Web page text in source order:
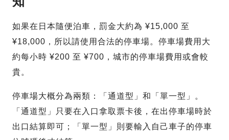
如果在日本隨便泊車，罰金大約為 ¥15,000 至
¥18,000，所以請使用合法的停車場。停車場費用大
約每小時 ¥200 至 ¥700，城市的停車場費用或會較
貴。
停車場大概分為兩類：「通道型」和「單一型」。
「通道型」只要在入口拿取票卡後，在出停車場時於
出口結算即可；「單一型」則要輸入自己車子的停車